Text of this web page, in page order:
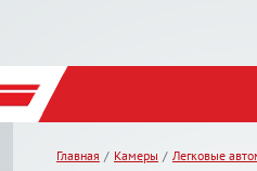
Главная Камеры Легковые